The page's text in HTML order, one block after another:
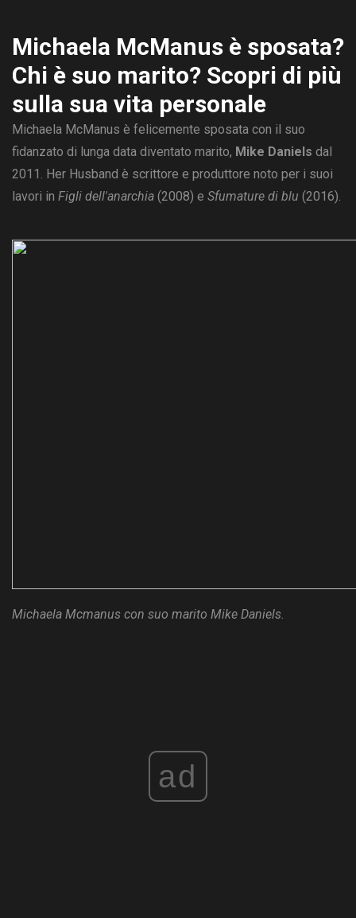
Michaela McManus è sposata?
Chi è suo marito? Scopri di più
sulla sua vita personale
Michaela McManus è felicemente sposata con il suo
fidanzato di lunga data diventato marito, Mike Daniels dal
2011. Her Husband è scrittore e produttore noto per i suoi
lavori in Figli dell'anarchia (2008) e Sfumature di blu (2016).
Michaela Mcmanus con suo marito Mike Daniels.
ad